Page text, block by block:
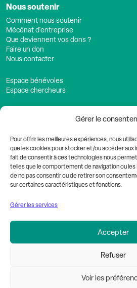
Gérer le
Pour offrir les meilleures expériences, nous
que les cookies pour stocker et/ou accéder aux
fait de consentir à ces technologies nous
telles que le comportement de navigation ou les
de ne pas consentir ou de retirer son
sur certaines caractéristiques et fonctions.
Gérer les services
Accepter
Refuser
Voir les
Nous soutenir
Comment nous soutenir
Mécénat d'entreprise
Que deviennent vos dons ?
Faire un don
Nous contacter
Espace bénévoles
Espace chercheurs
Mathieu Poinsot, Délégué
Fondation Clément-Drevon
4, Cours Général de Gaulle
21000 DIJON
contact@clementdrevonfondation.org
Nous retrouvez
sur les réseaux sociaux